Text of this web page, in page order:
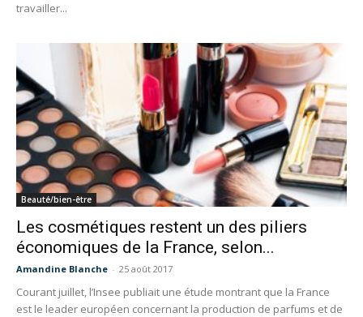
travailler...
Beauté/bien-être
Les cosmétiques restent un des piliers
économiques de la France, selon...
Amandine Blanche - 25 août 2017
Courant juillet, l’Insee publiait une étude montrant que la France
est le leader européen concernant la production de parfums et de